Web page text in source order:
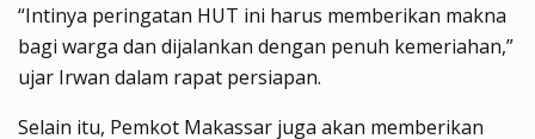
“Intinya peringatan HUT ini harus memberikan makna
bagi warga dan dijalankan dengan penuh kemeriahan,”
ujar Irwan dalam rapat persiapan.
Selain itu, Pemkot Makassar juga akan memberikan